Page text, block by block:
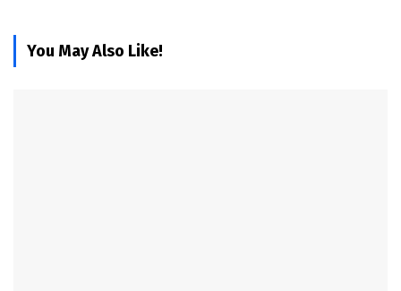
You May Also Like!